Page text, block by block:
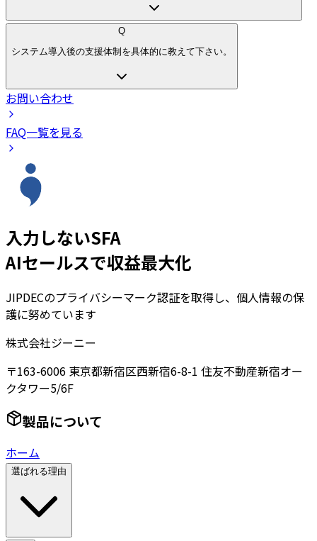
Q
システム導入後の支援体制を具体的に教えて下さい。
お問い合わせ
FAQ一覧を見る
入力しないSFA
AIセールスで収益最大化
JIPDECのプライバシーマーク認証を取得し、個人情報の保
護に努めています
株式会社ジーニー
〒163-6006 東京都新宿区西新宿6-8-1 住友不動産新宿オー
クタワー5/6F
製品について
ホーム
選ばれる理由